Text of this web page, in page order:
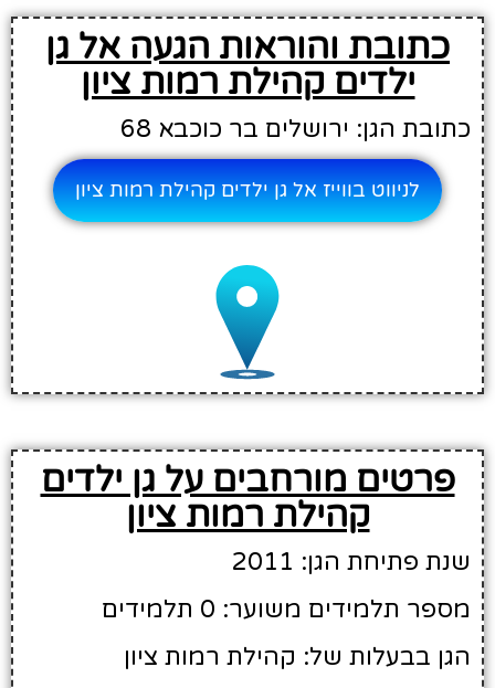
כתובת והוראות הגעה אל גן
ילדים קהילת רמות ציון
כתובת הגן: ירושלים בר כוכבא 68
לניווט בווייז אל גן ילדים קהילת רמות ציון
פרטים מורחבים על גן ילדים
קהילת רמות ציון
שנת פתיחת הגן: 2011
מספר תלמידים משוער: 0 תלמידים
הגן בבעלות של: קהילת רמות ציון